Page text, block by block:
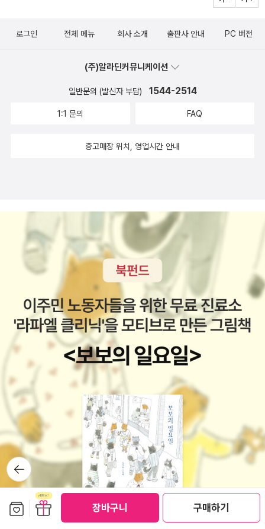
장바구니 구매하기
고, 한 마을의 여러 집 이야기를 들여다보는 것 같은 느낌도 들었
하신다면 나이 불문하고 아이와 부모님이 함께 읽기를 추천해요.
뒤로가
기
로그인 전체 메뉴 회사 소개 출판사 안내 PC 버전
(주)알라딘커뮤니케이션
일반문의 (발신자 부담) 1544-2514
1:1 문의 FAQ
중고매장 위치, 영업시간 안내